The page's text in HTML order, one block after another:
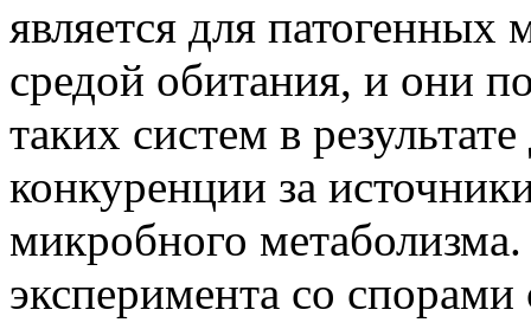
является для патогенных
средой обитания, и они
таких систем в
конкуренции за
микробного
эксперимента со